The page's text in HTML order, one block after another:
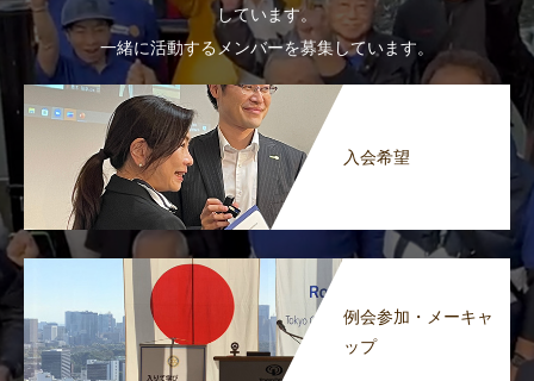
しています。
一緒に活動するメンバーを募集しています。
入会希望
例会参加・メーキャ
ップ